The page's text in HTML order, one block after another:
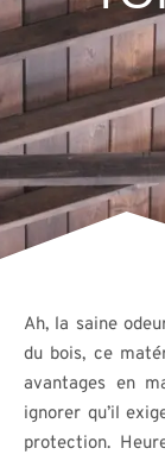
Ah, la saine
du bois, ce
avantages en
ignorer qu’il
protection.